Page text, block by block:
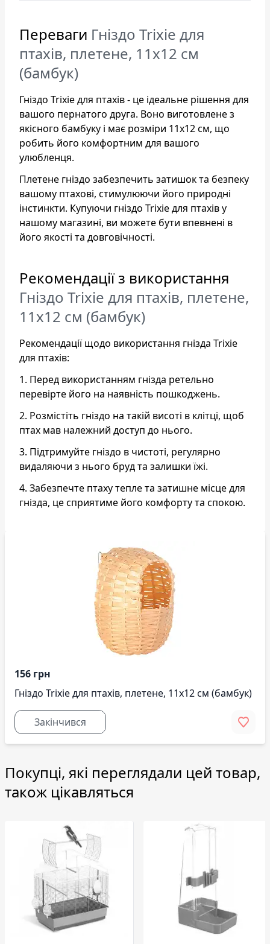
Переваги Гніздо Trixie для
птахів, плетене, 11x12 см
(бамбук)
Гніздо Trixie для птахів - це ідеальне рішення для
вашого пернатого друга. Воно виготовлене з
якісного бамбуку і має розміри 11х12 см, що
робить його комфортним для вашого
улюбленця.
Плетене гніздо забезпечить затишок та безпеку
вашому птахові, стимулюючи його природні
інстинкти. Купуючи гніздо Trixie для птахів у
нашому магазині, ви можете бути впевнені в
його якості та довговічності.
Рекомендації з використання
Гніздо Trixie для птахів, плетене,
11x12 см (бамбук)
Рекомендації щодо використання гнізда Trixie
для птахів:
1. Перед використанням гнізда ретельно
перевірте його на наявність пошкоджень.
2. Розмістіть гніздо на такій висоті в клітці, щоб
птах мав належний доступ до нього.
3. Підтримуйте гніздо в чистоті, регулярно
видаляючи з нього бруд та залишки їжі.
4. Забезпечте птаху тепле та затишне місце для
гнізда, це сприятиме його комфорту та спокою.
156 грн
Гніздо Trixie для птахів, плетене, 11x12 см (бамбук)
Закінчився
Покупці, які переглядали цей товар,
також цікавляться